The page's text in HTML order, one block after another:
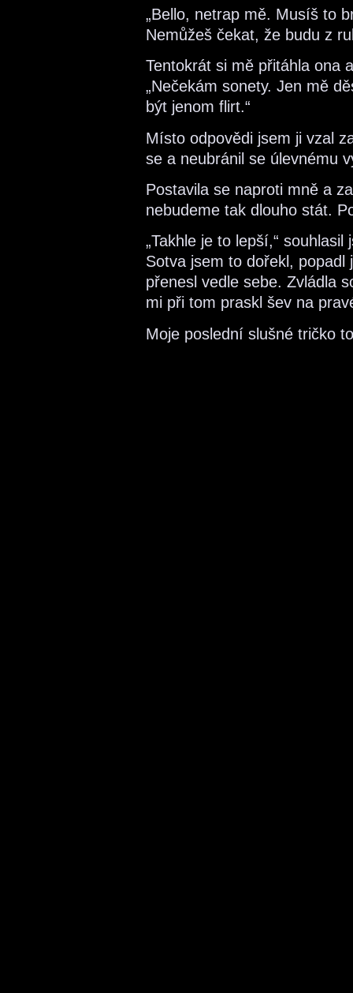
„Bello, netrap mě. Musíš to
Nemůžeš čekat, že budu z
Tentokrát si mě přitáhla ona
„Nečekám sonety. Jen mě
být jenom flirt.“
Místo odpovědi jsem ji vzal
se a neubránil se úlevnému
Postavila se naproti mně a
nebudeme tak dlouho stát.
„Takhle je to lepší,“
Sotva jsem to dořekl, popadl
přenesl vedle sebe. Zvládla
mi při tom praskl šev na
Moje poslední slušné tričko